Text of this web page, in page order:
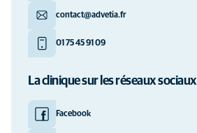
contact@advetia.fr
01 75 45 91 09
La clinique sur les réseaux sociaux
Facebook